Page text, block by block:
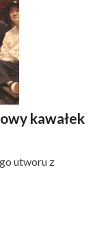
kawałek
utworu z